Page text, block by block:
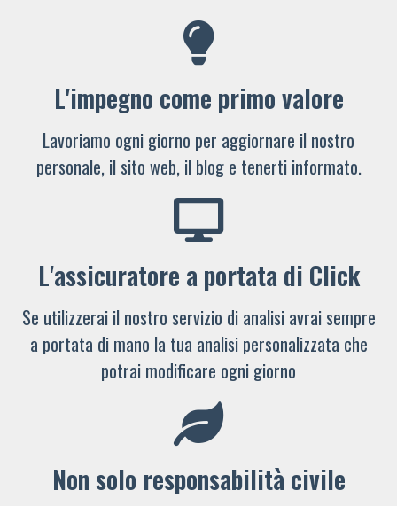
L'impegno come primo valore
Lavoriamo ogni giorno per aggiornare il nostro
personale, il sito web, il blog e tenerti informato.
L'assicuratore a portata di Click
Se utilizzerai il nostro servizio di analisi avrai sempre
a portata di mano la tua analisi personalizzata che
potrai modificare ogni giorno
Non solo responsabilità civile